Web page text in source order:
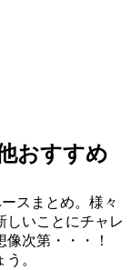
おすすめ
スまとめ。様々
しいことにチャレ
次第・・・！
。